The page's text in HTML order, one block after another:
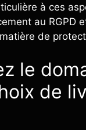
à ces
au RGPD
de
le
de